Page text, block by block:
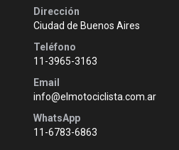
Dirección
Ciudad de Buenos Aires
Teléfono
11-3965-3163
Email
info@elmotociclista.com.ar
WhatsApp
11-6783-6863